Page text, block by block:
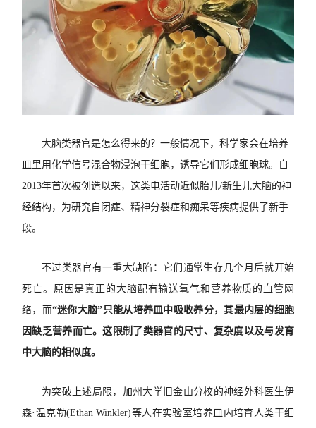
大脑类器官是怎么得来的？一般情况下，科学家会在培养
皿里用化学信号混合物浸泡干细胞，诱导它们形成细胞球。自
2013年首次被创造以来，这类电活动近似胎儿/新生儿大脑的神
经结构，为研究自闭症、精神分裂症和痴呆等疾病提供了新手
段。
不过类器官有一重大缺陷：它们通常生存几个月后就开始
死亡。原因是真正的大脑配有输送氧气和营养物质的血管网
络，而“迷你大脑”只能从培养皿中吸收养分，其最内层的细胞
因缺乏营养而亡。这限制了类器官的尺寸、复杂度以及与发育
中大脑的相似度。
为突破上述局限，加州大学旧金山分校的神经外科医生伊
森·温克勒(Ethan Winkler)等人在实验室培养皿内培育人类干细